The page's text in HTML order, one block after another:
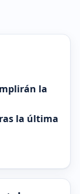
la
la última